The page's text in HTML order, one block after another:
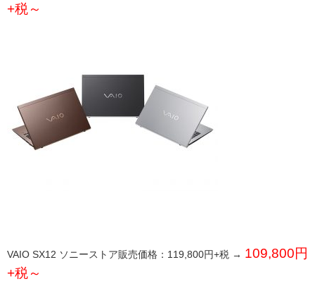
+税～
VAIO SX12 ソニーストア販売価格：119,800円+税 → 109,800円
+税～